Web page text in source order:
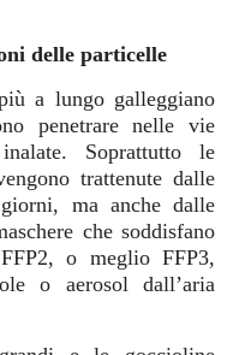
delle particelle
a lungo galleggiano
penetrare nelle vie
Soprattutto le
trattenute dalle
ma anche dalle
che soddisfano
o meglio FFP3,
o aerosol dall’aria